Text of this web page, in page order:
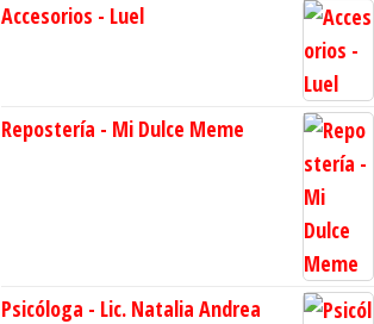
Accesorios - Luel
Repostería - Mi Dulce Meme
Psicóloga - Lic. Natalia Andrea